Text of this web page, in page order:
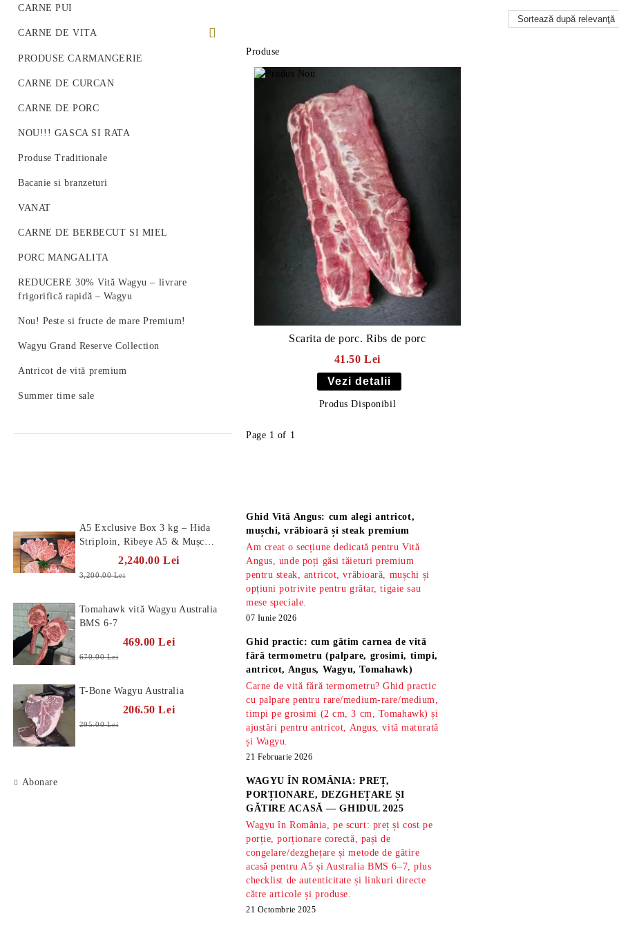
CARNE PUI
CARNE DE VITA
PREMIUM BEEF STEAK
VITA ROMANEASCA
VITA WAGYU
Vită Angus Premium
PRODUSE CARMANGERIE
CARNE DE CURCAN
CARNE DE PORC
NOU!!! GASCA SI RATA
Produse Traditionale
Bacanie si branzeturi
VANAT
CARNE DE BERBECUT SI MIEL
PORC MANGALITA
REDUCERE 30% Vită Wagyu – livrare
frigorifică rapidă – Wagyu
Nou! Peste si fructe de mare Premium!
Wagyu Grand Reserve Collection
Antricot de vită premium
Summer time sale
Produse
Scarita de porc. Ribs de porc
41.50 Lei
Vezi detalii
Produs Disponibil
Page 1 of 1
A5 Exclusive Box 3 kg – Hida
Striploin, Ribeye A5 & Mușchi
2,240.00 Lei
3,200.00 Lei
Tomahawk vită Wagyu Australia
BMS 6-7
469.00 Lei
670.00 Lei
T-Bone Wagyu Australia
206.50 Lei
295.00 Lei
Abonare
Ghid Vită Angus: cum alegi antricot,
mușchi, vrăbioară și steak premium
Am creat o secțiune dedicată pentru Vită
Angus, unde poți găsi tăieturi premium
pentru steak, antricot, vrăbioară, mușchi și
opțiuni potrivite pentru grătar, tigaie sau
mese speciale.
07 Iunie 2026
Ghid practic: cum gătim carnea de vită
fără termometru (palpare, grosimi, timpi,
antricot, Angus, Wagyu, Tomahawk)
Carne de vită fără termometru? Ghid practic
cu palpare pentru rare/medium-rare/medium,
timpi pe grosimi (2 cm, 3 cm, Tomahawk) și
ajustări pentru antricot, Angus, vită maturată
și Wagyu.
21 Februarie 2026
WAGYU ÎN ROMÂNIA: PREȚ,
PORȚIONARE, DEZGHEȚARE ȘI
GĂTIRE ACASĂ — GHIDUL 2025
Wagyu în România, pe scurt: preț și cost pe
porție, porționare corectă, pași de
congelare/dezghețare și metode de gătire
acasă pentru A5 și Australia BMS 6–7, plus
checklist de autenticitate și linkuri directe
către articole și produse.
21 Octombrie 2025